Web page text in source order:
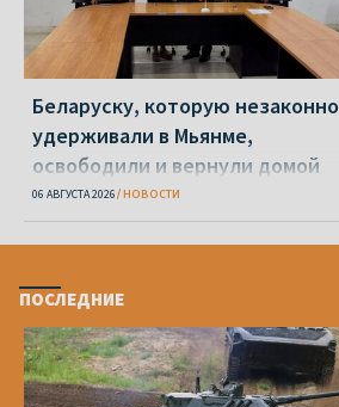
Беларуску, которую незаконно
удерживали в Мьянме,
освободили и вернули домой
06 АВГУСТА 2026 НОВОСТИ
ПОСЛЕДНИЕ